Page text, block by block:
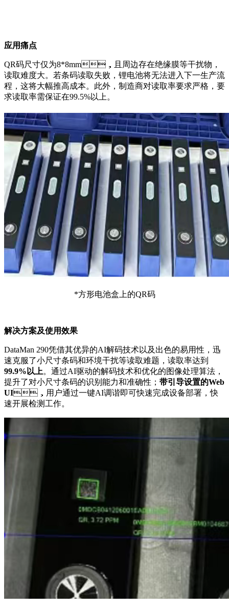
应用痛点
QR码尺寸仅为8*8mm，且周边存在绝缘膜等干扰物，
读取难度大。若条码读取失败，锂电池将无法进入下一生产流
程，这将大幅推高成本。此外，制造商对读取率要求严格，要
求读取率需保证在99.5%以上。
*方形电池盒上的QR码
解决方案及使用效果
DataMan 290凭借其优异的AI解码技术以及出色的易用性，迅
速克服了小尺寸条码和环境干扰等读取难题，读取率达到
99.9%以上。通过AI驱动的解码技术和优化的图像处理算法，
提升了对小尺寸条码的识别能力和准确性； 带引导设置的Web
UI，用户通过一键AI调谐即可快速完成设备部署，快
速开展检测工作。